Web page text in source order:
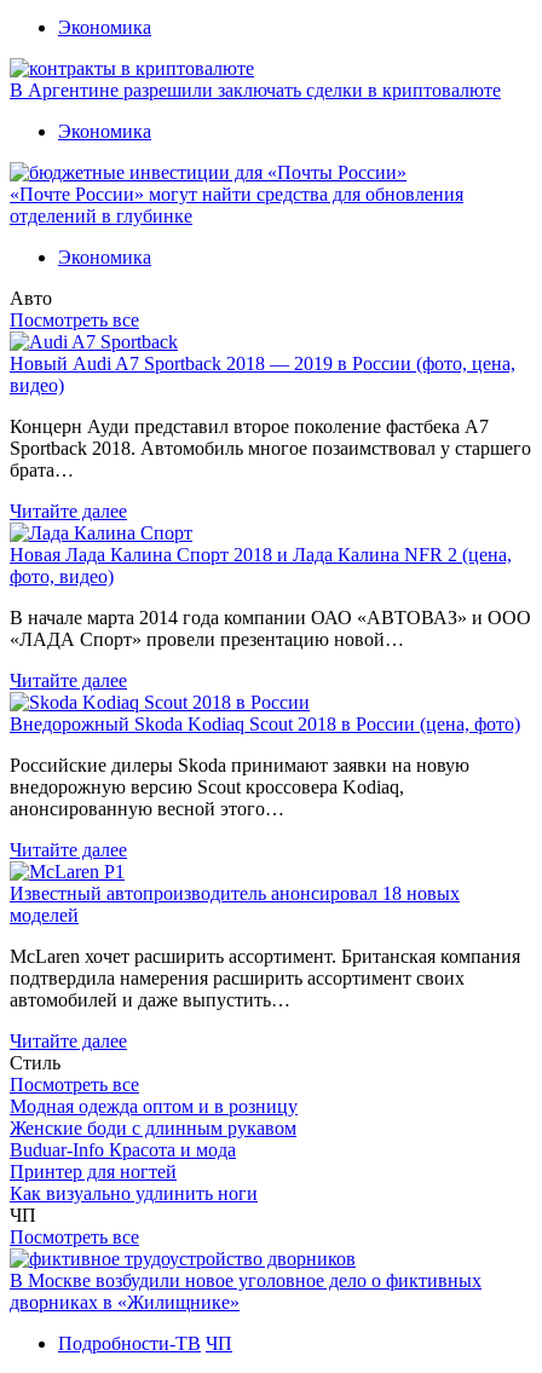
Экономика
В Аргентине разрешили заключать сделки в криптовалюте
Экономика
«Почте России» могут найти средства для обновления
отделений в глубинке
Экономика
Авто
Посмотреть все
Новый Audi A7 Sportback 2018 — 2019 в России (фото, цена,
видео)
Концерн Ауди представил второе поколение фастбека A7
Sportback 2018. Автомобиль многое позаимствовал у старшего
брата…
Читайте далее
Новая Лада Калина Спорт 2018 и Лада Калина NFR 2 (цена,
фото, видео)
В начале марта 2014 года компании ОАО «АВТОВАЗ» и ООО
«ЛАДА Спорт» провели презентацию новой…
Читайте далее
Внедорожный Skoda Kodiaq Scout 2018 в России (цена, фото)
Российские дилеры Skoda принимают заявки на новую
внедорожную версию Scout кроссовера Kodiaq,
анонсированную весной этого…
Читайте далее
Известный автопроизводитель анонсировал 18 новых
моделей
McLaren хочет расширить ассортимент. Британская компания
подтвердила намерения расширить ассортимент своих
автомобилей и даже выпустить…
Читайте далее
Стиль
Посмотреть все
Модная одежда оптом и в розницу
Женские боди с длинным рукавом
Buduar-Info Красота и мода
Принтер для ногтей
Как визуально удлинить ноги
ЧП
Посмотреть все
В Москве возбудили новое уголовное дело о фиктивных
дворниках в «Жилищнике»
Подробности-ТВ ЧП